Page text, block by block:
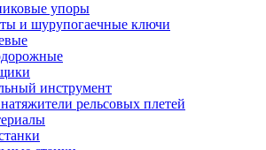
упоры
и шурупогаечные ключи
инструмент
рельсовых плетей